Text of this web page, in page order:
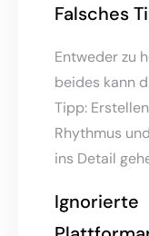
Falsches
Entweder zu
beides kann
Tipp:
Rhythmus
ins Detail
Ignorierte